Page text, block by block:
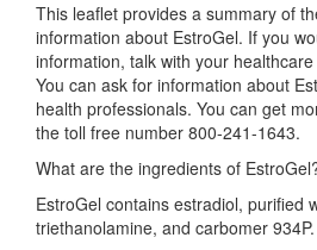
This leaflet provides a summary of
information about EstroGel. If you
information, talk with your
You can ask for information about
health professionals. You can get
the toll free number 800-241-1643.
What are the ingredients of
EstroGel contains estradiol, purified
triethanolamine, and carbomer 934P.